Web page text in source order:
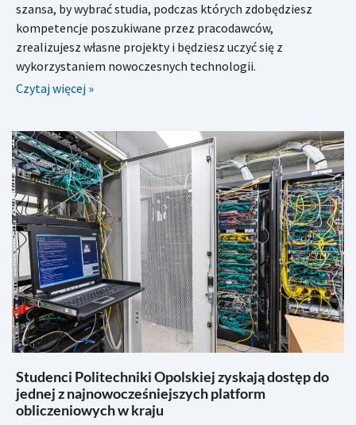
szansa, by wybrać studia, podczas których zdobędziesz
kompetencje poszukiwane przez pracodawców,
zrealizujesz własne projekty i będziesz uczyć się z
wykorzystaniem nowoczesnych technologii.
Czytaj więcej »
Studenci Politechniki Opolskiej zyskają dostęp do
jednej z najnowocześniejszych platform
obliczeniowych w kraju